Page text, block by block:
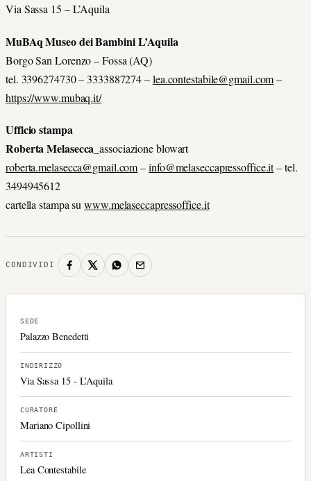
Via Sassa 15 – L’Aquila
MuBAq Museo dei Bambini L’Aquila
Borgo San Lorenzo – Fossa (AQ)
tel. 3396274730 – 3333887274 –lea.contestabile@gmail.com–
https://www.mubaq.it/
Ufficio stampa
Roberta Melasecca _associazione blowart
roberta.melasecca@gmail.com–info@melaseccapressoffice.it– tel.
3494945612
cartella stampa suwww.melaseccapressoffice.it
CONDIVIDI
SEDE
Palazzo Benedetti
INDIRIZZO
Via Sassa 15 - L’Aquila
CURATORE
Mariano Cipollini
ARTISTI
Lea Contestabile